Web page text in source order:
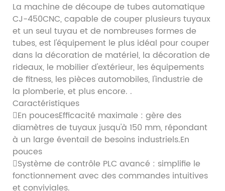
La machine de découpe de tubes automatique
CJ-450CNC, capable de couper plusieurs tuyaux
et un seul tuyau et de nombreuses formes de
tubes, est l'équipement le plus idéal pour couper
dans la décoration de matériel, la décoration de
rideaux, le mobilier d'extérieur, les équipements
de fitness, les pièces automobiles, l'industrie de
la plomberie, et plus encore. .
Caractéristiques
En poucesEfficacité maximale : gère des
diamètres de tuyaux jusqu'à 150 mm, répondant
à un large éventail de besoins industriels.En
pouces
Système de contrôle PLC avancé : simplifie le
fonctionnement avec des commandes intuitives
et conviviales.